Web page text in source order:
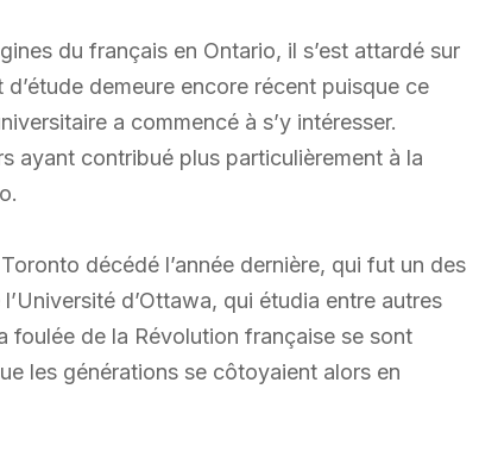
du français en Ontario, il s’est attardé sur
demeure encore récent puisque ce
a commencé à s’y intéresser.
ayant contribué plus particulièrement à la
décédé l’année dernière, qui fut un des
d’Ottawa, qui étudia entre autres
foulée de la Révolution française se sont
les générations se côtoyaient alors en